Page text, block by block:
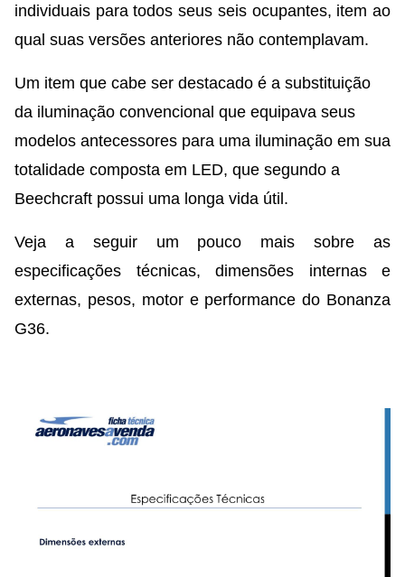
individuais para todos seus seis ocupantes, item ao
qual suas versões anteriores não contemplavam.
Um item que cabe ser destacado é a substituição
da iluminação convencional que equipava seus
modelos antecessores para uma iluminação em sua
totalidade composta em LED, que segundo a
Beechcraft possui uma longa vida útil.
Veja a seguir um pouco mais sobre as
especificações técnicas, dimensões internas e
externas, pesos, motor e performance do Bonanza
G36.